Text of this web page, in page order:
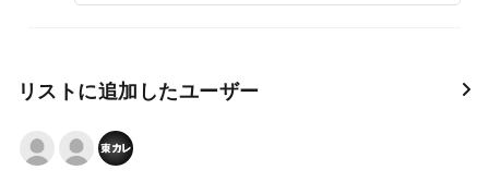
リストに追加したユーザー